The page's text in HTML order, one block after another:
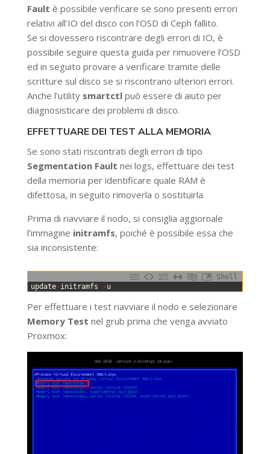
Fault è possibile verificare se sono presenti errori
relativi all’IO del disco con l’OSD di Ceph fallito.
Se si dovessero riscontrare degli errori di IO, è
possibile seguire questa guida per rimuovere l’OSD
ed in seguito provare a verificare tramite delle
scritture sul disco se si riscontrano ulteriori errori.
Anche l’utility smartctlpuò essere di aiuto per
diagnosisticare dei problemi di disco.
EFFETTUARE DEI TEST ALLA MEMORIA
Se sono stati riscontrati degli errori di tipo
Segmentation Fault nei logs, effettuare dei test
della memoria per identificare quale RAM è
difettosa, in seguito rimoverla o sostituirla.
Prima di riavviare il nodo, si consiglia aggiornale
l’immagine initramfs, poiché è possibile essa che
sia inconsistente:
Shell
update-initramfs -u
Per effettuare i test riavviare il nodo e selezionare
Memory Test nel grub prima che venga avviato
Proxmox: